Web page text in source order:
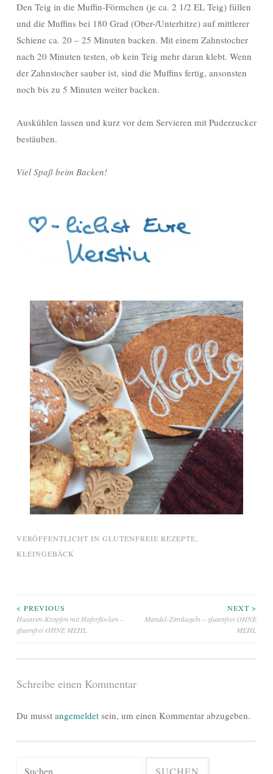
Den Teig in die Muffin-Förmchen (je ca. 2 1/2 EL Teig) füllen
und die Muffins bei 180 Grad (Ober-/Unterhitze) auf mittlerer
Schiene ca. 20 – 25 Minuten backen. Mit einem Zahnstocher
nach 20 Minuten testen, ob kein Teig mehr daran klebt. Wenn
der Zahnstocher sauber ist, sind die Muffins fertig, ansonsten
noch bis zu 5 Minuten weiter backen.
Auskühlen lassen und kurz vor dem Servieren mit Puderzucker
bestäuben.
Viel Spaß beim Backen!
VERÖFFENTLICHT IN GLUTENFREIE REZEPTE
KLEINGEBÄCK
Beitragsnavigation
< PREVIOUS
Husaren-Krapfen mit Haferflocken –
glutenfrei OHNE MEHL
NEXT >
Mandel-Zimtkugeln – glutenfrei OHNE
MEHL
Schreibe einen Kommentar
Du musst angemeldet sein, um einen Kommentar abzugeben.
Suchen